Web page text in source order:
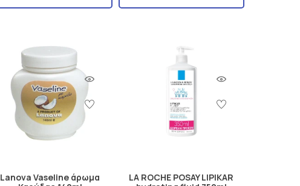
Lanova Vaseline άρωμα
LA ROCHE POSAY LIPIKAR